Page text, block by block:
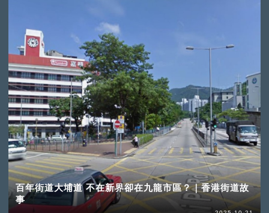
百年街道大埔道 不在新界卻在九龍市區？｜香港街道故
事